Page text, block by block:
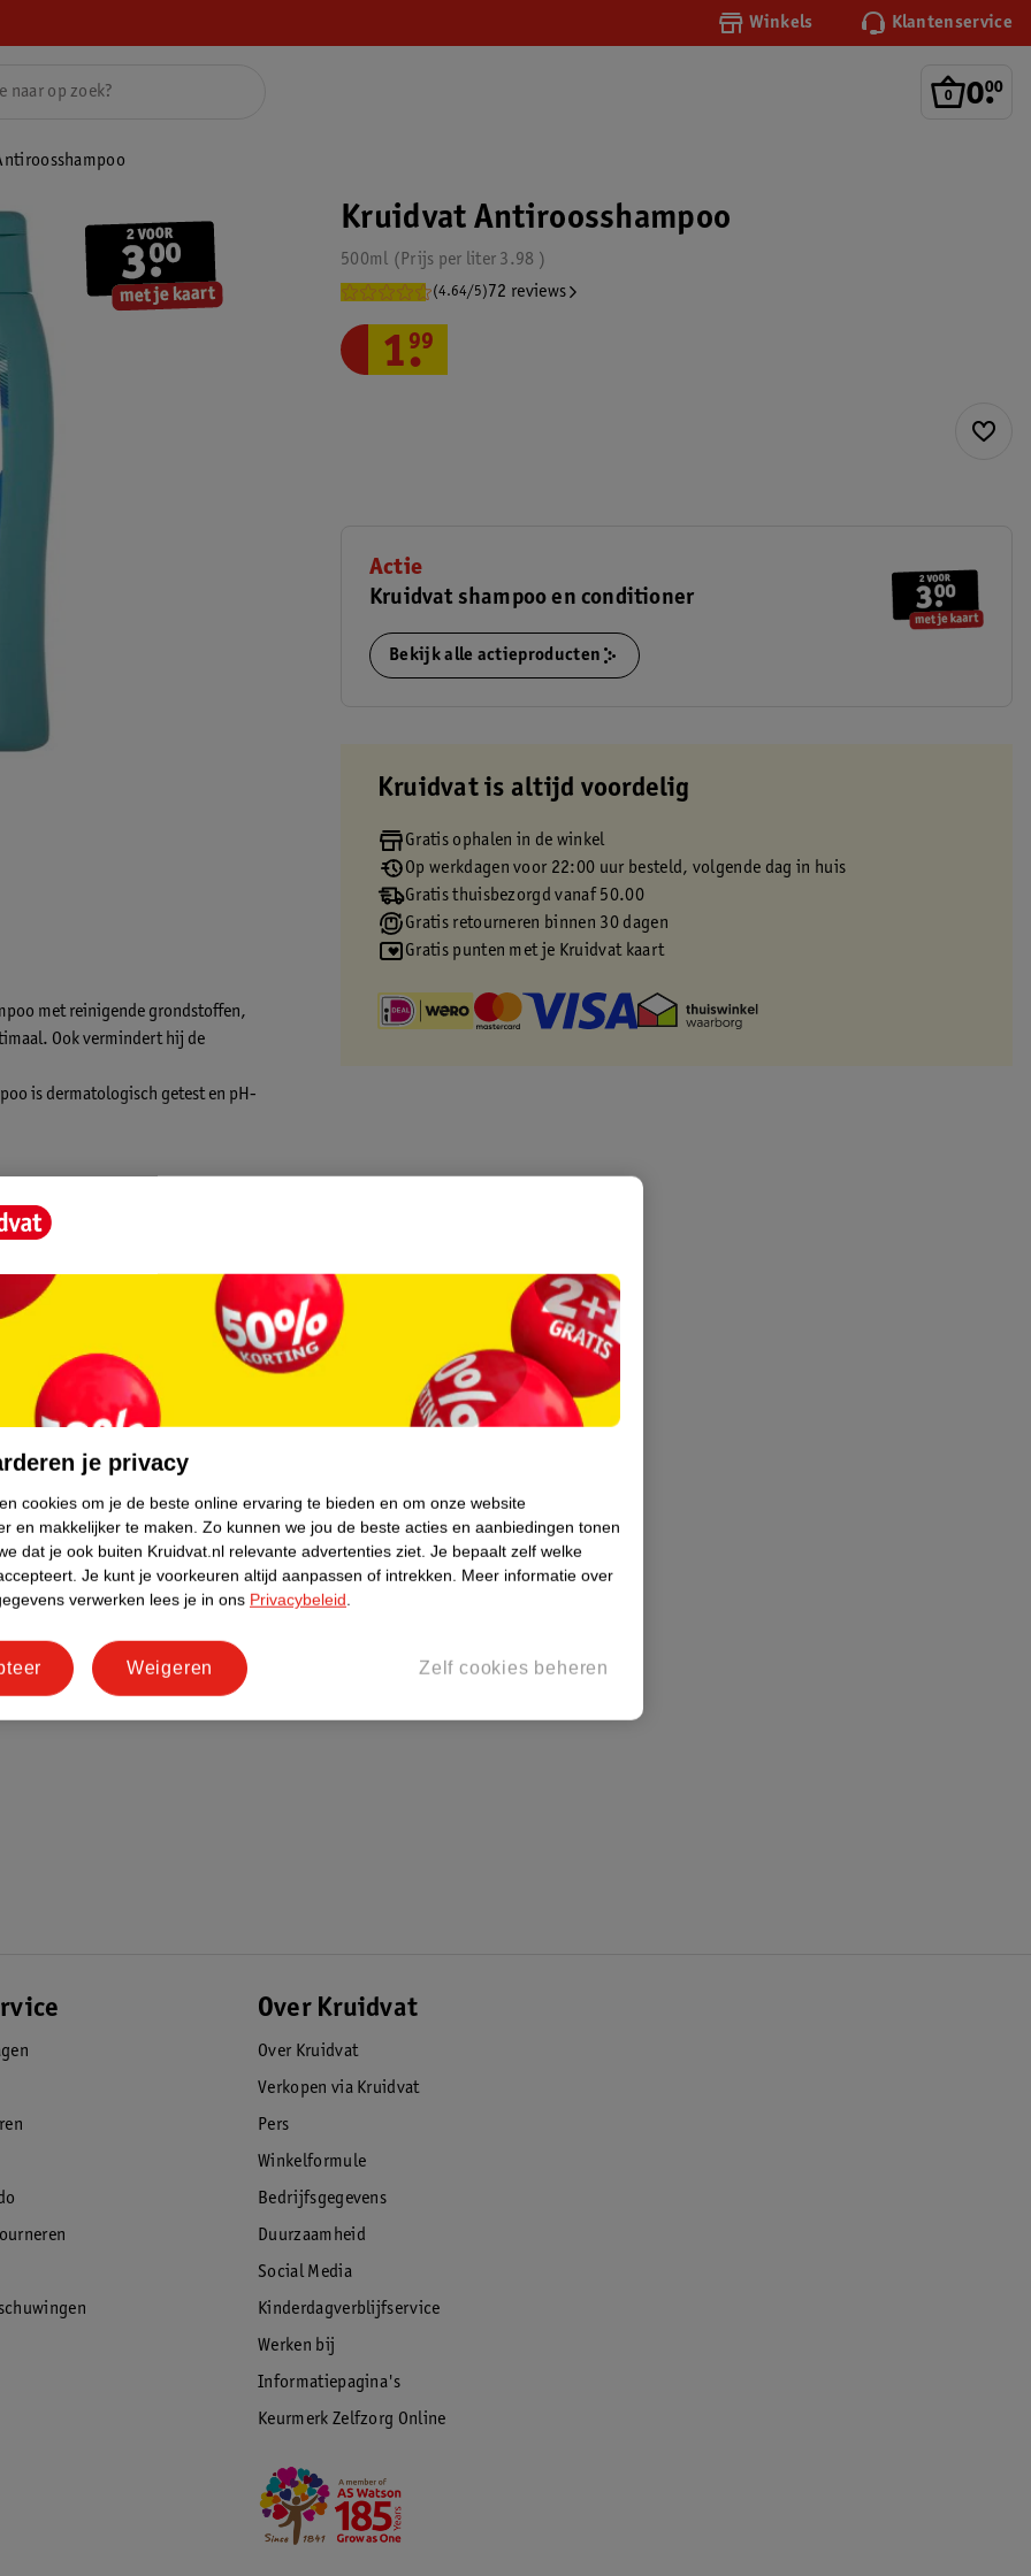
Winkels Klantenservice
0.
00
met reinigende grondstoffen,
Ook vermindert hij de
is dermatologisch getest en pH-
zorgvuldig uitspoelen. Vermijd contact
stapjes. Ook onze Kruidvat Merk
shampoo gemaakt van 100%
shampoo RSPO gecertificeerde palmolie.
(+) = lage impact op het milieu.
Kruidvat Antiroosshampoo
500ml 3.98
Prijs per liter
(4.64/5) 72 reviews
1.
99
Actie
Kruidvat shampoo en conditioner
Bekijk alle actieproducten
Kruidvat is altijd voordelig
Gratis ophalen in de winkel
Op werkdagen voor 22:00 uur besteld, volgende dag in huis
Gratis thuisbezorgd vanaf 50.00
Gratis retourneren binnen 30 dagen
Gratis punten met je Kruidvat kaart
Over Kruidvat
Over Kruidvat
Verkopen via Kruidvat
Pers
Winkelformule
Bedrijfsgegevens
Duurzaamheid
Social Media
Kinderdagverblijfservice
Werken bij
Informatiepagina's
Keurmerk Zelfzorg Online
je privacy
cookies om je de beste online ervaring te bieden en om onze website
en makkelijker te maken. Zo kunnen we jou de beste acties en aanbiedingen tonen
dat je ook buiten Kruidvat.nl relevante advertenties ziet. Je bepaalt zelf welke
Je kunt je voorkeuren altijd aanpassen of intrekken. Meer informatie over
verwerken lees je in ons Privacybeleid.
Zelf cookies beheren
Weigeren